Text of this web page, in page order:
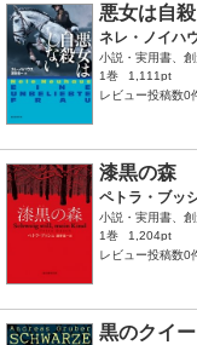
悪女は自
ネレ・ノイハ
小説・実用書、
1巻
1,111pt
レビュー投稿数0
漆黒の森
ペトラ・ブッ
小説・実用書、
1巻
1,204pt
レビュー投稿数0
黒のクイ